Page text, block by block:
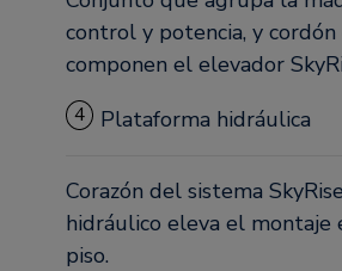
control y potencia, y
componen el elevador
4 Plataforma hidráulica
Corazón del sistema
hidráulico eleva el montaje
piso.